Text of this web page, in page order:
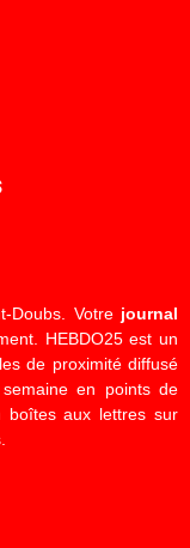
Doubs. Votre journal
HEBDO25 est un
de proximité diffusé
en points de
boîtes aux lettres sur